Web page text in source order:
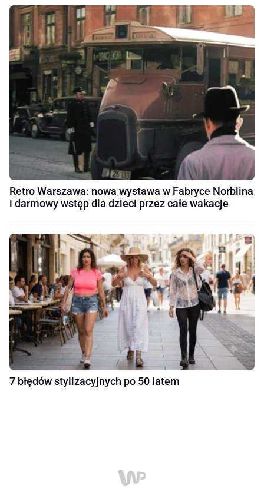
Retro Warszawa: nowa wystawa w Fabryce Norblina
i darmowy wstęp dla dzieci przez całe wakacje
7 błędów stylizacyjnych po 50 latem